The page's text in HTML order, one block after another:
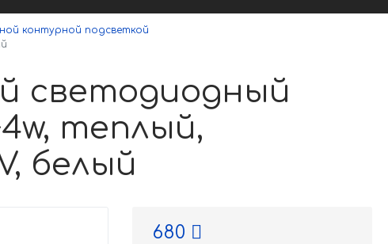
контурной подсветкой
светодиодный
теплый,
белый
680